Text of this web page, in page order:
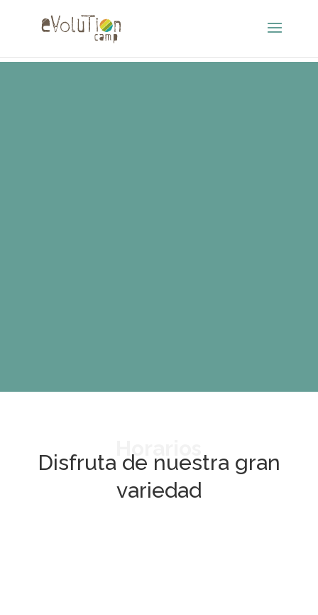
Horarios
Disfruta de nuestra gran
variedad